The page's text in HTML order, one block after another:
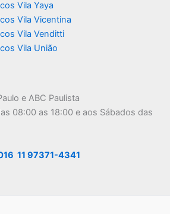
Vila Yaya
Vila Vicentina
Vila Venditti
Vila União
e ABC Paulista
08:00 as 18:00 e aos Sábados das
11 97371-4341